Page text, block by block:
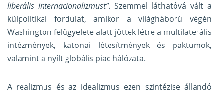
liberális internacionalizmust”. Szemmel láthatóvá vált a
külpolitikai fordulat, amikor a világháború végén
Washington felügyelete alatt jöttek létre a multilaterális
intézmények, katonai létesítmények és paktumok,
valamint a nyílt globális piac hálózata.
A realizmus és az idealizmus ezen szintézise állandó